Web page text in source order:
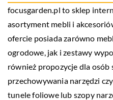
focusgarden.pl to sklep
asortyment mebli i
ofercie posiada zarówno
ogrodowe, jak i zestawy
również propozycje dla osób
przechowywania narzędzi
tunele foliowe lub szopy